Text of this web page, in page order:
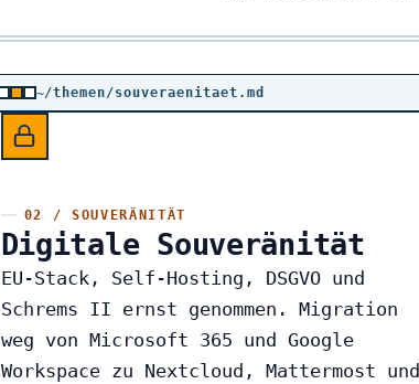
~/themen/souveraenitaet.md
02 / SOUVERÄNITÄT
Digitale Souveränität
EU-Stack, Self-Hosting, DSGVO und
Schrems II ernst genommen. Migration
weg von Microsoft 365 und Google
Workspace zu Nextcloud, Mattermost und